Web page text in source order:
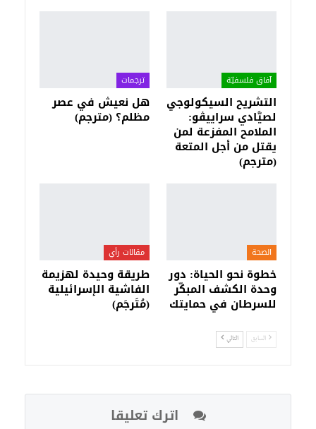
آفاق فلسفيّة‎
التشريح السيكولوجي
لصيَّادي سراييڤو:
الملامح المفزعة لمن
يقتل من أجل المتعة
(مترجم)
ترجمات
هل نعيش في عصر
مظلم؟ (مترجم)
الصحة
خطوة نحو الحياة: دور
وحدة الكشف المبكّر
للسرطان في حمايتك
مقالات رأي
طريقة وحيدة لهزيمة
الفاشية الإسرائيلية
(مُتَرجَم)
السابق التالي
اترك تعليقا